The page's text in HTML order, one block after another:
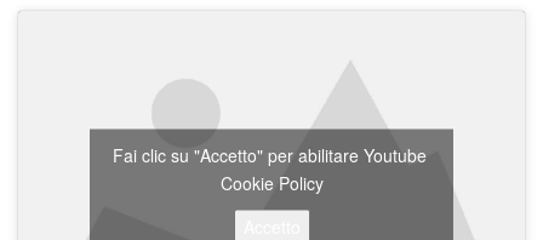
Fai clic su "Accetto" per abilitare Youtube
Cookie Policy